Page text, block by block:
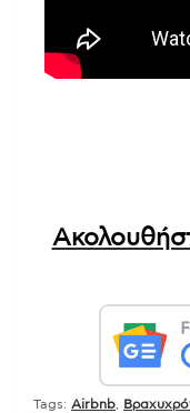
Tags: Airbnb